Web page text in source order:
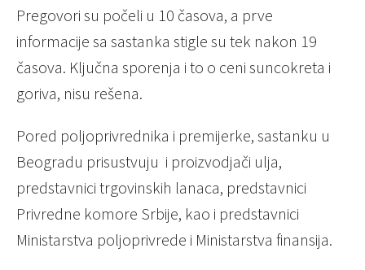
Pregovori su počeli u 10 časova, a prve
informacije sa sastanka stigle su tek nakon 19
časova. Ključna sporenja i to o ceni suncokreta i
goriva, nisu rešena.
Pored poljoprivrednika i premijerke, sastanku u
Beogradu prisustvuju i proizvodjači ulja,
predstavnici trgovinskih lanaca, predstavnici
Privredne komore Srbije, kao i predstavnici
Ministarstva poljoprivrede i Ministarstva finansija.